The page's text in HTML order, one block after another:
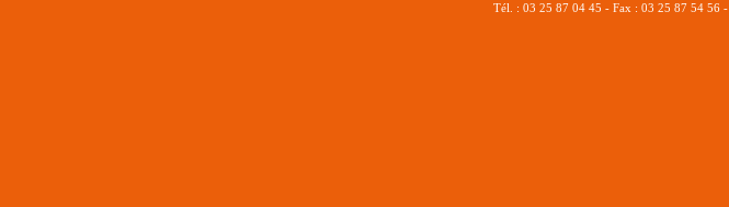
Tél. : 03 25 87 04 45 - Fax : 03 25 87 54 56 -